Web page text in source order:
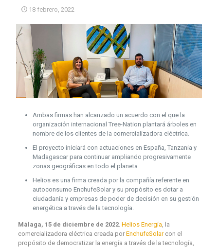
18 febrero, 2022
Ambas firmas han alcanzado un acuerdo con el que la
organización internacional Tree-Nation plantará árboles en
nombre de los clientes de la comercializadora eléctrica.
El proyecto iniciará con actuaciones en España, Tanzania y
Madagascar para continuar ampliando progresivamente
zonas geográficas en todo el planeta.
Helios es una firma creada por la compañía referente en
autoconsumo EnchufeSolar y su propósito es dotar a
ciudadanía y empresas de poder de decisión en su gestión
energética a través de la tecnología.
Málaga, 15 de diciembre de 2022. Helios Energía , la
comercializadora eléctrica creada por EnchufeSolarcon el
propósito de democratizar la energía a través de la tecnología,